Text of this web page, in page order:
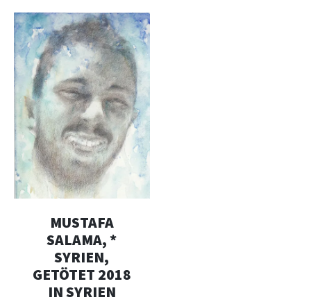
MUSTAFA
SALAMA, *
SYRIEN,
GETÖTET 2018
IN SYRIEN